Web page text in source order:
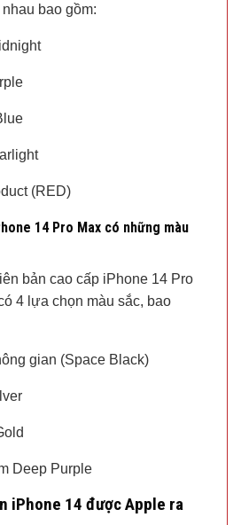
bao gồm:
(RED)
14 Pro Max có những màu
bản cao cấp iPhone 14 Pro
4 lựa chọn màu sắc, bao
gian (Space Black)
Purple
iPhone 14 được Apple ra